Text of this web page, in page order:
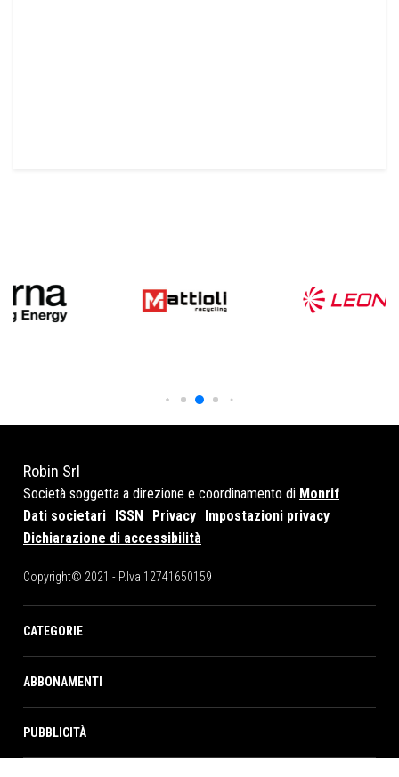
Robin Srl
Società soggetta a direzione e coordinamento di Monrif
Dati societari
ISSN Privacy
Impostazioni privacy
Dichiarazione di accessibilità
Copyright© 2021 - P.Iva 12741650159
CATEGORIE
ABBONAMENTI
PUBBLICITÀ